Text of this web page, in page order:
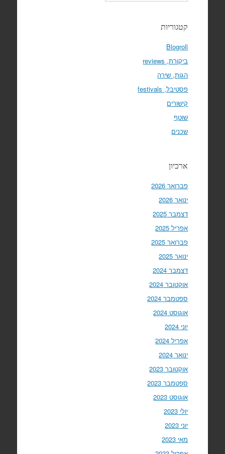
קטגוריות
Blogroll
ביקורת, reviews
הגות, שירה
פסטיבל, festivals
קישורים
שוטף
שכנים
ארכיון
פברואר 2026
ינואר 2026
דצמבר 2025
אפריל 2025
פברואר 2025
ינואר 2025
דצמבר 2024
אוקטובר 2024
ספטמבר 2024
אוגוסט 2024
יוני 2024
אפריל 2024
ינואר 2024
אוקטובר 2023
ספטמבר 2023
אוגוסט 2023
יולי 2023
יוני 2023
מאי 2023